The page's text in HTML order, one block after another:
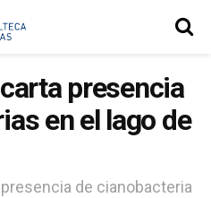
presencia
en el lago de
de cianobacteria